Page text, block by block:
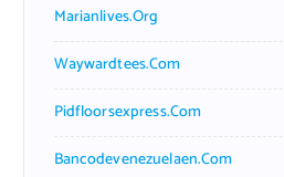
Marianlives.org
Waywardtees.com
Pidfloorsexpress.com
Bancodevenezuelaen.com